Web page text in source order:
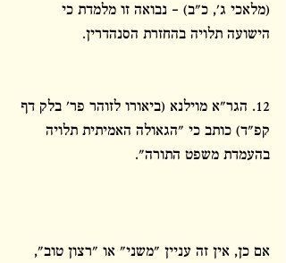
(מלאכי ג', כ"ב) – נבואה זו מלמדת כי
הישועה תלויה בהחזרת הסנהדרין.
12. הגר"א מוילנא (ביאורו לזוהר פר' בלק דף
קפ"ד) כותב כי "הגאולה האמיתית תלויה
בהעמדת משפט התורה".
אם כן, אין זה עניין "משני" או "רצון טוב",